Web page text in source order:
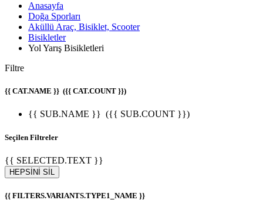
Anasayfa
Doğa Sporları
Aküllü Araç, Bisiklet, Scooter
Bisikletler
Yol Yarış Bisikletleri
Filtre
{{ CAT.NAME }} ({{ CAT.COUNT }})
{{ SUB.NAME }} ({{ SUB.COUNT }})
Seçilen Filtreler
{{ SELECTED.TEXT }}
HEPSİNİ SİL
{{ FILTERS.VARIANTS.TYPE1_NAME }}